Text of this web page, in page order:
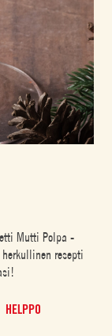
Mutti Polpa -
resepti
HELPPO